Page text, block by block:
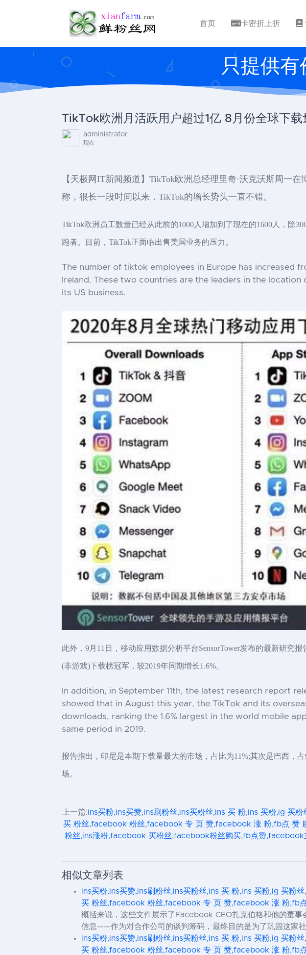
首页 卡密折上折
只提供
TikTok欧洲月活跃用户超过1亿 8月份全球下
administrator
现在
【天极网IT新闻频道】TikTok欧洲总经理里奇·沃克沃斯周一
称，很长一段时间以来，TikTok的增长势头一直不错。
TikTok欧洲员工数量已经从此前的1000人增加到了现在的1600人，除
跑者。目前，TikTok正面临出售美国业务的压力。
The number of tiktok employees in Europe has increased
Ireland. These two countries are the leaders in the
its US business.
此外，9月11日，移动应用数据分析平台SensorTower发布的最新研究
(非游戏)下载榜冠军，较2019年同期增长1.6%。
In addition, in September 11th, the latest research report
showed that in August this year, the TikTok and its
downloads, ranking the 1.6% largest in the world mobile
same period in 2019.
报告指出，印尼是本期下载量最大的市场，占比为11%;其次是巴西，
场。
上一篇:ins买粉,ins买赞,ins刷粉丝,ins买粉丝,ins 买 粉,ins 买粉,ig
买 粉丝,facebook 粉丝,facebook 专 页 赞,facebook 涨 粉,fb点 赞
粉丝,ins涨粉,facebook 买粉丝,facebook粉丝购买,fb点赞
相似文章列表
ins买粉,ins买赞,ins刷粉丝,ins买粉丝,ins 买 粉,ins 买粉,ig 买
买 粉丝,facebook 粉丝,facebook 专 页 赞,facebook 涨 粉,fb
概括来说，这些文件展示了Facebook CEO扎克伯格和他的董
信息——作为对合作公司的谈判筹码，最终目的是为了巩固这家
ins买粉,ins买赞,ins刷粉丝,ins买粉丝,ins 买 粉,ins 买粉,ig 买
买 粉丝,facebook 粉丝,facebook 专 页 赞,facebook 涨 粉,fb